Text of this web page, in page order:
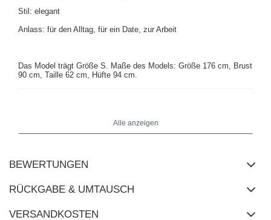
Stil: elegant
Anlass: für den Alltag, für ein Date, zur Arbeit
Das Model trägt Größe S. Maße des Models: Größe 176 cm, Brust
90 cm, Taille 62 cm, Hüfte 94 cm.
Alle anzeigen
BEWERTUNGEN
RÜCKGABE & UMTAUSCH
VERSANDKOSTEN